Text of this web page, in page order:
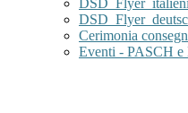
Cerimonia
Eventi - PASCH e